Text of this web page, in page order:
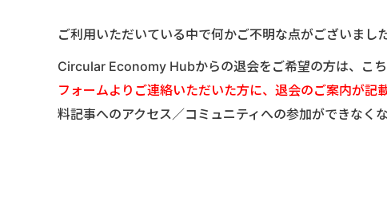
ご利用いただいている中で何かご不明な点がございました
Circular Economy Hubからの退会をご希望の方は、こ
フォームよりご連絡いただいた方に、退会のご案内が記
料記事へのアクセス／コミュニティへの参加ができなく